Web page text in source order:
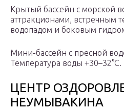
Крытый бассейн с морской
аттракционами, встречным
водопадом и боковым
Мини-бассейн с пресной
Температура воды +30–32°С.
ЦЕНТР
НЕУМЫВАКИНА